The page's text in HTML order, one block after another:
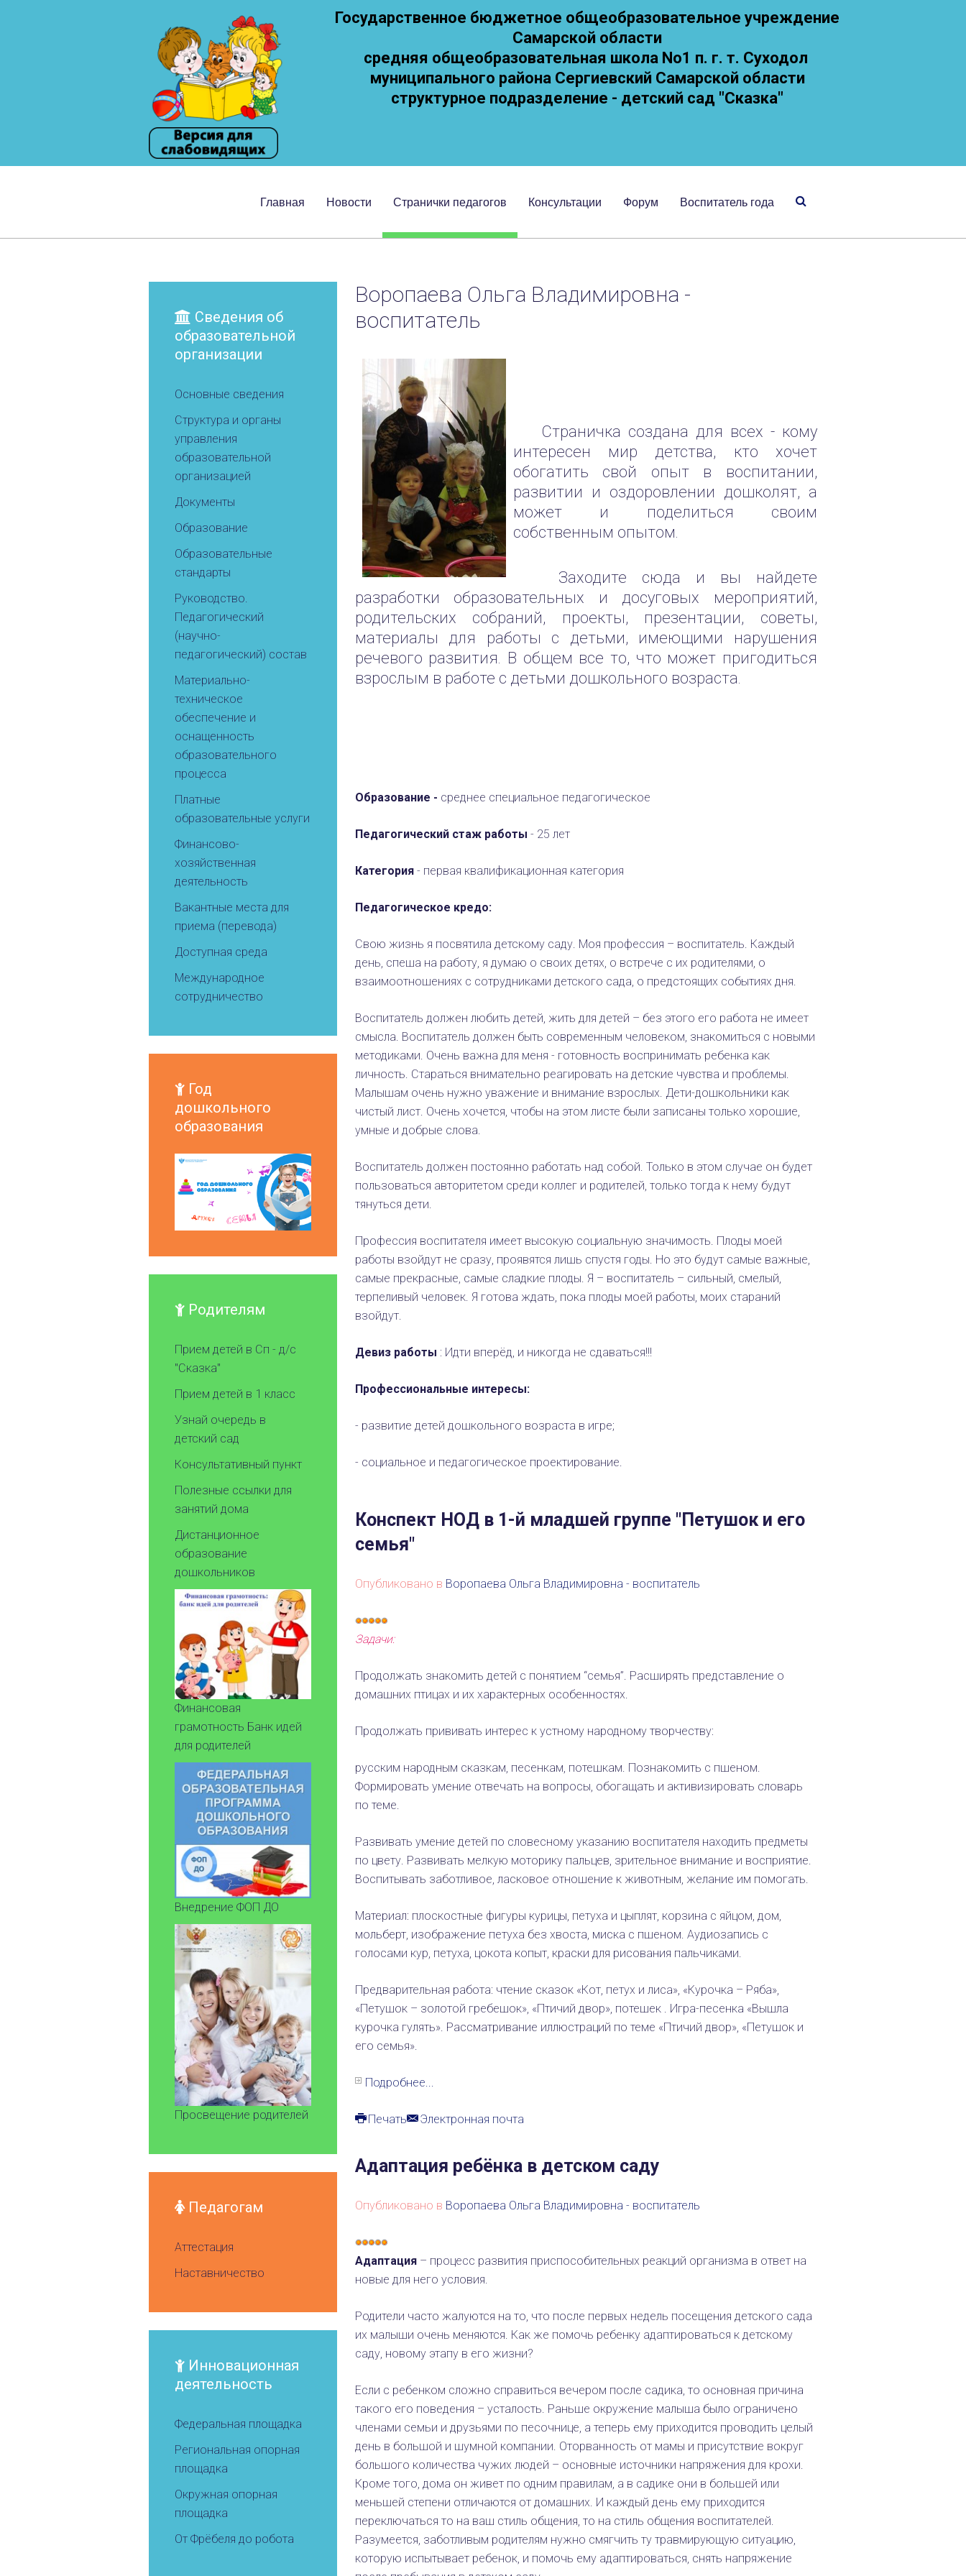
Государственное бюджетное общеобразовательное учреждение
Самарской области
средняя общеобразовательная школа No1 п. г. т. Суходол
муниципального района Сергиевский Самарской области
cтруктурное подразделение - детский сад "Сказка"
Главная Новости Странички педагогов Консультации Форум Воспитатель года
Воропаева Ольга Владимировна -
воспитатель
Страничка создана для всех - кому
интересен мир детства, кто хочет
обогатить свой опыт в воспитании,
развитии и оздоровлении дошколят, а
может и поделиться своим
собственным опытом.
Заходите сюда и вы найдете
разработки образовательных и досуговых мероприятий,
родительских собраний, проекты, презентации, советы,
материалы для работы с детьми, имеющими нарушения
речевого развития. В общем все то, что может пригодиться
взрослым в работе с детьми дошкольного возраста.
Образование - среднее специальное педагогическое
Педагогический стаж работы - 25 лет
Категория- первая квалификационная категория
Педагогическое кредо:
Свою жизнь я посвятила детскому саду. Моя профессия – воспитатель. Каждый
день, спеша на работу, я думаю о своих детях, о встрече с их родителями, о
взаимоотношениях с сотрудниками детского сада, о предстоящих событиях дня.
Воспитатель должен любить детей, жить для детей – без этого его работа не имеет
смысла. Воспитатель должен быть современным человеком, знакомиться с новыми
методиками. Очень важна для меня - готовность воспринимать ребенка как
личность. Стараться внимательно реагировать на детские чувства и проблемы.
Малышам очень нужно уважение и внимание взрослых. Дети-дошкольники как
чистый лист. Очень хочется, чтобы на этом листе были записаны только хорошие,
умные и добрые слова.
Воспитатель должен постоянно работать над собой. Только в этом случае он будет
пользоваться авторитетом среди коллег и родителей, только тогда к нему будут
тянуться дети.
Профессия воспитателя имеет высокую социальную значимость. Плоды моей
работы взойдут не сразу, проявятся лишь спустя годы. Но это будут самые важные,
самые прекрасные, самые сладкие плоды. Я – воспитатель – сильный, смелый,
терпеливый человек. Я готова ждать, пока плоды моей работы, моих стараний
взойдут.
Девиз работы : Идти вперёд, и никогда не сдаваться!!!
Профессиональные интересы:
- развитие детей дошкольного возраста в игре;
- социальное и педагогическое проектирование.
Конспект НОД в 1-й младшей группе "Петушок и его
семья"
Опубликовано в Воропаева Ольга Владимировна - воспитатель
Рейтинг:
5/5
Задачи:
Продолжать знакомить детей с понятием “семья”. Расширять представление о
домашних птицах и их характерных особенностях.
Продолжать прививать интерес к устному народному творчеству:
русским народным сказкам, песенкам, потешкам. Познакомить с пшеном.
Формировать умение отвечать на вопросы, обогащать и активизировать словарь
по теме.
Развивать умение детей по словесному указанию воспитателя находить предметы
по цвету. Развивать мелкую моторику пальцев, зрительное внимание и восприятие.
Воспитывать заботливое, ласковое отношение к животным, желание им помогать.
Материал: плоскостные фигуры курицы, петуха и цыплят, корзина с яйцом, дом,
мольберт, изображение петуха без хвоста, миска с пшеном. Аудиозапись с
голосами кур, петуха, цокота копыт, краски для рисования пальчиками.
Предварительная работа: чтение сказок «Кот, петух и лиса», «Курочка – Ряба»,
«Петушок – золотой гребешок», «Птичий двор», потешек . Игра-песенка «Вышла
курочка гулять». Рассматривание иллюстраций по теме «Птичий двор», «Петушок и
его семья».
Подробнее...
Печать Электронная почта
Адаптация ребёнка в детском саду
Опубликовано в Воропаева Ольга Владимировна - воспитатель
Рейтинг:
5/5
Адаптация– процесс развития приспособительных реакций организма в ответ на
новые для него условия.
Родители часто жалуются на то, что после первых недель посещения детского сада
их малыши очень меняются. Как же помочь ребенку адаптироваться к детскому
саду, новому этапу в его жизни?
Если с ребенком сложно справиться вечером после садика, то основная причина
такого его поведения – усталость. Раньше окружение малыша было ограничено
членами семьи и друзьями по песочнице, а теперь ему приходится проводить целый
день в большой и шумной компании. Оторванность от мамы и присутствие вокруг
большого количества чужих людей – основные источники напряжения для крохи.
Кроме того, дома он живет по одним правилам, а в садике они в большей или
меньшей степени отличаются от домашних. И каждый день ему приходится
переключаться то на ваш стиль общения, то на стиль общения воспитателей.
Разумеется, заботливым родителям нужно смягчить ту травмирующую ситуацию,
которую испытывает ребенок, и помочь ему адаптироваться, снять напряжение
Сведения об
образовательной
организации
Основные сведения
Структура и органы
управления
образовательной
организацией
Документы
Образование
Образовательные
стандарты
Руководство.
Педагогический
(научно-
педагогический) состав
Материально-
техническое
обеспечение и
оснащенность
образовательного
процесса
Платные
образовательные услуги
Финансово-
хозяйственная
деятельность
Вакантные места для
приема (перевода)
Доступная среда
Международное
сотрудничество
Год
дошкольного
образования
Родителям
Прием детей в Сп - д/с
"Сказка"
Прием детей в 1 класс
Узнай очередь в
детский сад
Консультативный пункт
Полезные ссылки для
занятий дома
Дистанционное
образование
дошкольников
Финансовая
грамотность Банк идей
для родителей
Внедрение ФОП ДО
Просвещение родителей
Педагогам
Аттестация
Наставничество
Инновационная
деятельность
Федеральная площадка
Региональная опорная
площадка
Окружная опорная
площадка
От Фрёбеля до робота